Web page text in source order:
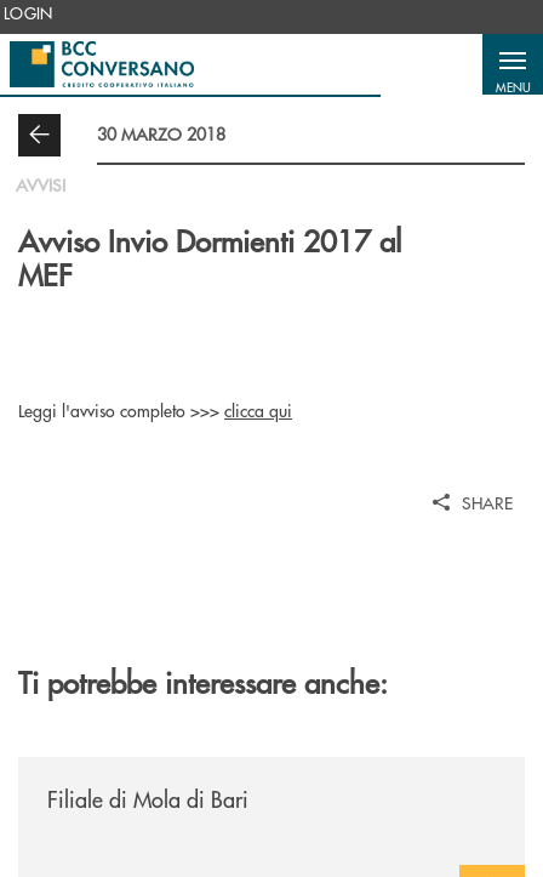
Salta al contenuto principale
LOGIN
MENU
30 MARZO 2018
AVVISI
Avviso Invio Dormienti 2017 al
MEF
Leggi l'avviso completo >>> clicca qui
SHARE
Ti potrebbe interessare anche:
Filiale di Mola di Bari